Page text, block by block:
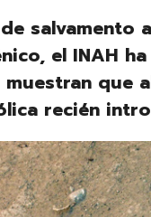
el INAH
que
recién